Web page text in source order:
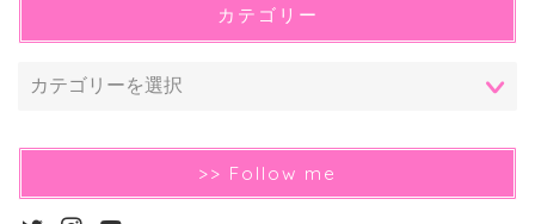
カテゴリー
>> Follow me